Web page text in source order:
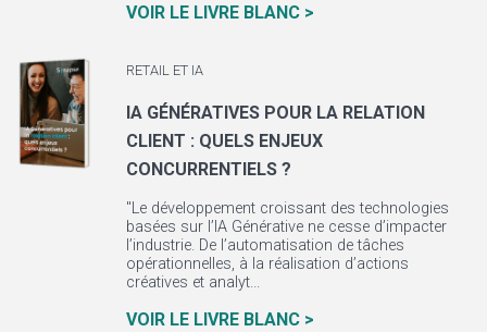
VOIR LE LIVRE BLANC >
RETAIL ET IA
IA GÉNÉRATIVES POUR LA RELATION
CLIENT : QUELS ENJEUX
CONCURRENTIELS ?
"Le développement croissant des technologies
basées sur l’IA Générative ne cesse d’impacter
l’industrie. De l’automatisation de tâches
opérationnelles, à la réalisation d’actions
créatives et analyt...
VOIR LE LIVRE BLANC >